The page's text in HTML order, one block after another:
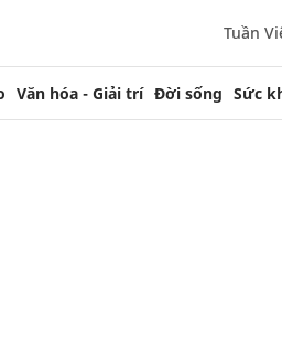
Tuần
Văn hóa - Giải trí Đời sống Sức